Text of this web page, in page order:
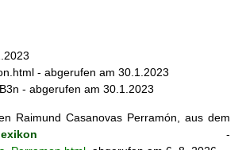
- abgerufen am 30.1.2023
- abgerufen am 30.1.2023
Raimund Casanovas Perramón, aus dem
-